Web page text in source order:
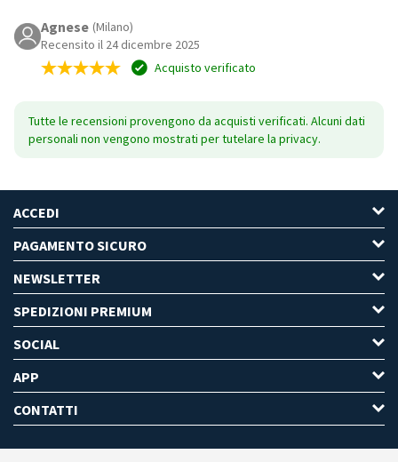
Agnese (Milano)
Recensito il 24 dicembre 2025
Acquisto verificato
Tutte le recensioni provengono da acquisti verificati. Alcuni dati
personali non vengono mostrati per tutelare la privacy.
ACCEDI
PAGAMENTO SICURO
NEWSLETTER
SPEDIZIONI PREMIUM
SOCIAL
APP
CONTATTI